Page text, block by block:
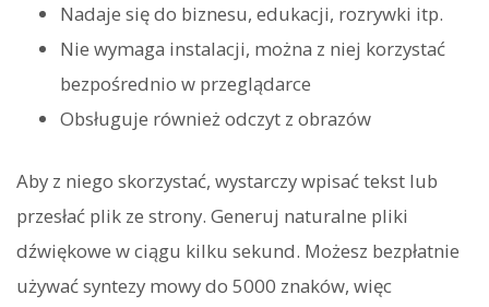
Nadaje się do biznesu, edukacji, rozrywki itp.
Nie wymaga instalacji, można z niej korzystać
bezpośrednio w przeglądarce
Obsługuje również odczyt z obrazów
Aby z niego skorzystać, wystarczy wpisać tekst lub
przesłać plik ze strony. Generuj naturalne pliki
dźwiękowe w ciągu kilku sekund. Możesz bezpłatnie
używać syntezy mowy do 5000 znaków, więc